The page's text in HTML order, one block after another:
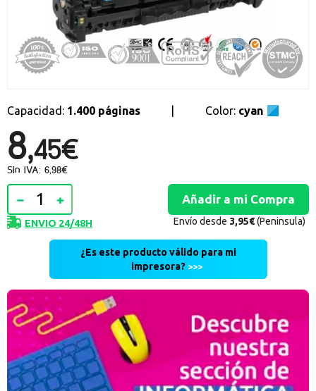
Recibe nuestras promociones y ofertas suscribiéndote a nuestro
boletin de noticias
Ventajas para miembros
Capacidad: 1.400 páginas Color: cyan
8,45€
Sin IVA: 6,98€
ENVIO 24/48H Envío desde 3,95€(Peninsula)
¿Es este producto válido para mi
impresora?
>>>